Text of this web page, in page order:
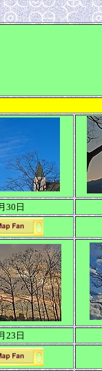
30日
23日